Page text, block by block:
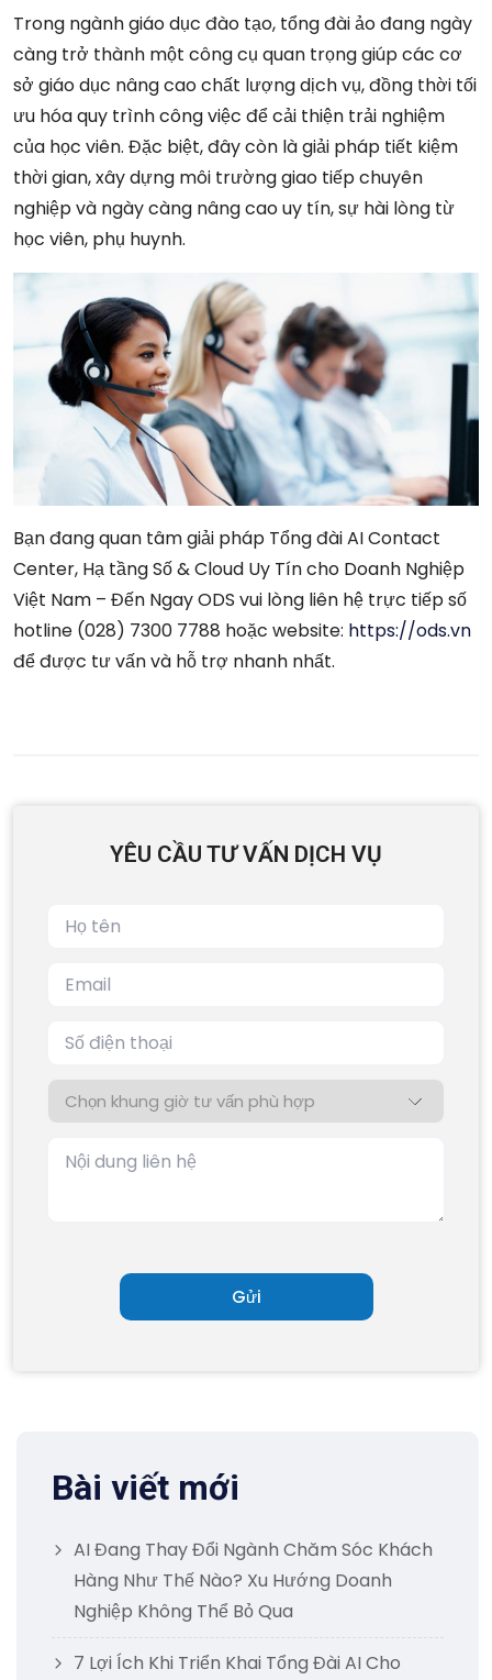
Trong ngành giáo dục đào tạo, tổng đài ảo đang ngày
càng trở thành một công cụ quan trọng giúp các cơ
sở giáo dục nâng cao chất lượng dịch vụ, đồng thời tối
ưu hóa quy trình công việc để cải thiện trải nghiệm
của học viên. Đặc biệt, đây còn là giải pháp tiết kiệm
thời gian, xây dựng môi trường giao tiếp chuyên
nghiệp và ngày càng nâng cao uy tín, sự hài lòng từ
học viên, phụ huynh.
Bạn đang quan tâm giải pháp Tổng đài AI Contact
Center, Hạ tầng Số & Cloud Uy Tín cho Doanh Nghiệp
Việt Nam – Đến Ngay ODS vui lòng liên hệ trực tiếp số
hotline (028) 7300 7788 hoặc website: https://ods.vn
để được tư vấn và hỗ trợ nhanh nhất.
YÊU CẦU TƯ VẤN DỊCH VỤ
Bài viết mới
AI Đang Thay Đổi Ngành Chăm Sóc Khách
Hàng Như Thế Nào? Xu Hướng Doanh
Nghiệp Không Thể Bỏ Qua
7 Lợi Ích Khi Triển Khai Tổng Đài AI Cho